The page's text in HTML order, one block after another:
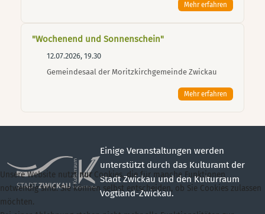
Mehr erfahren
"Wochenend und Sonnenschein"
12.07.2026, 19.30
Gemeindesaal der Moritzkirchgemeinde Zwickau
Mehr erfahren
Einige Veranstaltungen werden
unterstützt durch das Kulturamt der
Stadt Zwickau und den Kulturraum
Vogtland-Zwickau.
Unsere Website nutztnur Cookies, die für manche Funktionen
notwendig sind. Sie können selbst entscheiden, ob Sie Cookies zulassen
möchten.